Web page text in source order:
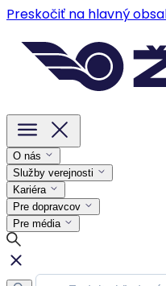
Preskočiť na hlavný
O nás
Služby verejnosti
Kariéra
Pre dopravcov
Pre média